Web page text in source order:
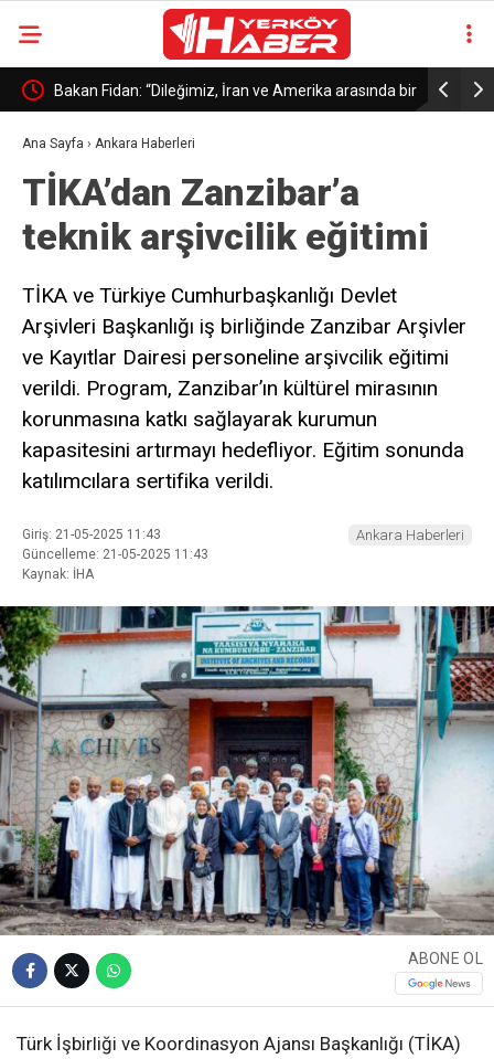
Bakan Fidan: “Dileğimiz, İran ve Amerika arasında bir
anlaşmaya tekrar dönülmesi”
Yayman:
Ana Sayfa › Ankara Haberleri
TİKA’dan Zanzibar’a
teknik arşivcilik eğitimi
TİKA ve Türkiye Cumhurbaşkanlığı Devlet
Arşivleri Başkanlığı iş birliğinde Zanzibar Arşivler
ve Kayıtlar Dairesi personeline arşivcilik eğitimi
verildi. Program, Zanzibar’ın kültürel mirasının
korunmasına katkı sağlayarak kurumun
kapasitesini artırmayı hedefliyor. Eğitim sonunda
katılımcılara sertifika verildi.
Giriş: 21-05-2025 11:43
Güncelleme: 21-05-2025 11:43
Kaynak: İHA
Ankara Haberleri
ABONE OL
Türk İşbirliği ve Koordinasyon Ajansı Başkanlığı (TİKA)